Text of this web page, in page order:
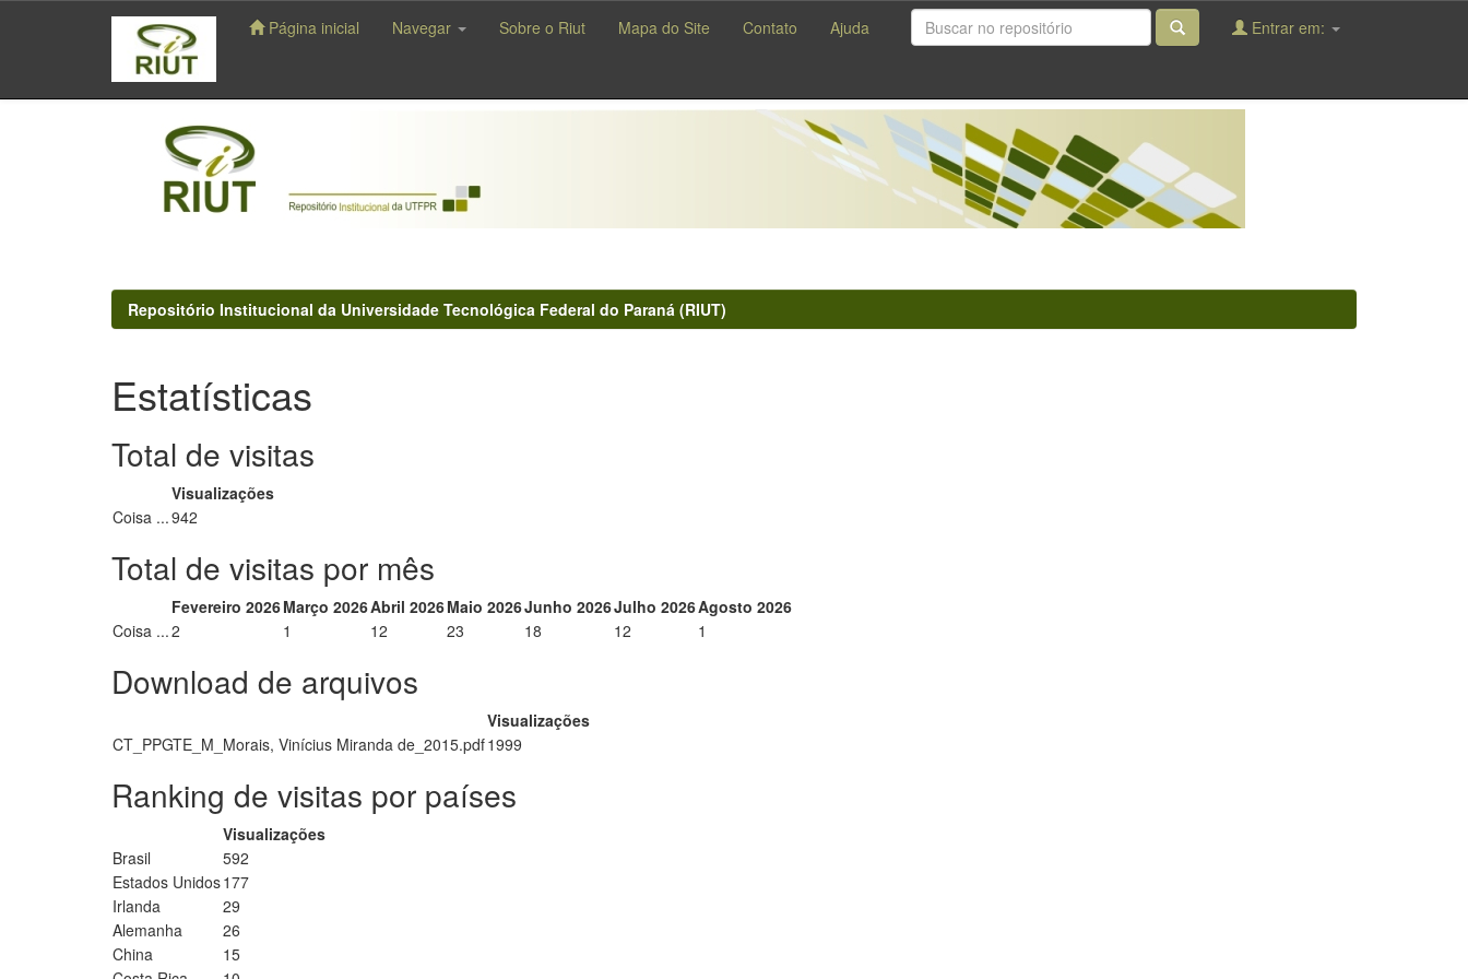
navigation
Página inicial Navegar Sobre o Riut Mapa do Site Contato Ajuda Entrar em:
Repositório Institucional da Universidade Tecnológica Federal do Paraná (RIUT)
Estatísticas
Total de visitas
Visualizações
Coisa ...942
Total de visitas por mês
Fevereiro 2026Março 2026Abril 2026Maio 2026Junho 2026Julho 2026Agosto 2026
Coisa ...2 1 12 23 18 12 1
Download de arquivos
Visualizações
CT_PPGTE_M_Morais, Vinícius Miranda de_2015.pdf1999
Ranking de visitas por países
Visualizações
Brasil
592
Estados Unidos177
Irlanda
29
Alemanha
26
China
15